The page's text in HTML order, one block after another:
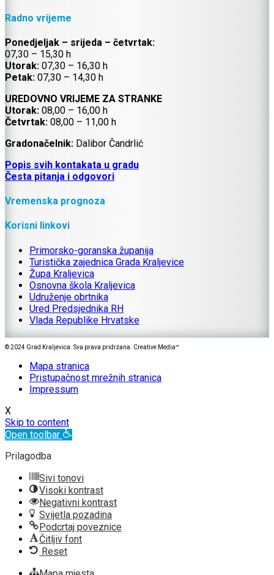
Radno vrijeme
Ponedjeljak – srijeda – četvrtak:
07,30 – 15,30 h
Utorak: 07,30 – 16,30 h
Petak: 07,30 – 14,30 h
UREDOVNO VRIJEME ZA STRANKE
Utorak: 08,00 – 16,00 h
Četvrtak: 08,00 – 11,00 h
Gradonačelnik: Dalibor Čandrlić
Popis svih kontakata u gradu
Česta pitanja i odgovori
Vremenska prognoza
Korisni linkovi
Primorsko-goranska županija
Turistička zajednica Grada Kraljevice
Župa Kraljevica
Osnovna škola Kraljevica
Udruženje obrtnika
Ured Predsjednika RH
Vlada Republike Hrvatske
© 2024 Grad Kraljevica. Sva prava pridržana. Creative Media™
Mapa stranica
Pristupačnost mrežnih stranica
Impressum
X
Skip to content
Open toolbar
Prilagodba
Sivi tonovi
Visoki kontrast
Negativni kontrast
Svijetla pozadina
Podcrtaj poveznice
Čitljiv font
Reset